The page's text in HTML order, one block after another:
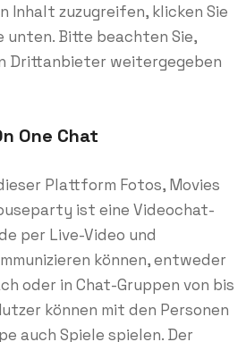
Inhalt zuzugreifen, klicken Sie
Bitte beachten Sie,
Drittanbieter weitergegeben
One Chat
Plattform Fotos, Movies
ist eine Videochat-
per Live-Video und
können, entweder
oder in Chat-Gruppen von bis
können mit den Personen
auch Spiele spielen. Der